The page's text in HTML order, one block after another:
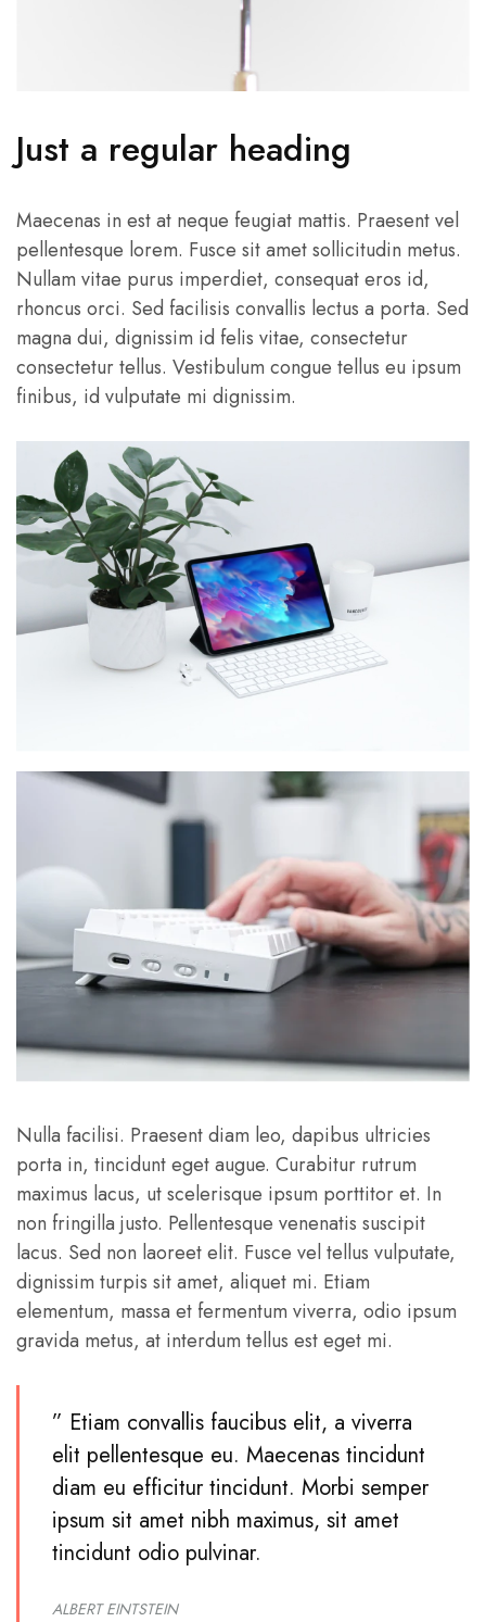
Just a regular heading
Maecenas in est at neque feugiat mattis. Praesent vel
pellentesque lorem. Fusce sit amet sollicitudin metus.
Nullam vitae purus imperdiet, consequat eros id,
rhoncus orci. Sed facilisis convallis lectus a porta. Sed
magna dui, dignissim id felis vitae, consectetur
consectetur tellus. Vestibulum congue tellus eu ipsum
finibus, id vulputate mi dignissim.
Nulla facilisi. Praesent diam leo, dapibus ultricies
porta in, tincidunt eget augue. Curabitur rutrum
maximus lacus, ut scelerisque ipsum porttitor et. In
non fringilla justo. Pellentesque venenatis suscipit
lacus. Sed non laoreet elit. Fusce vel tellus vulputate,
dignissim turpis sit amet, aliquet mi. Etiam
elementum, massa et fermentum viverra, odio ipsum
gravida metus, at interdum tellus est eget mi.
” Etiam convallis faucibus elit, a viverra
elit pellentesque eu. Maecenas tincidunt
diam eu efficitur tincidunt. Morbi semper
ipsum sit amet nibh maximus, sit amet
tincidunt odio pulvinar.
ALBERT EINTSTEIN